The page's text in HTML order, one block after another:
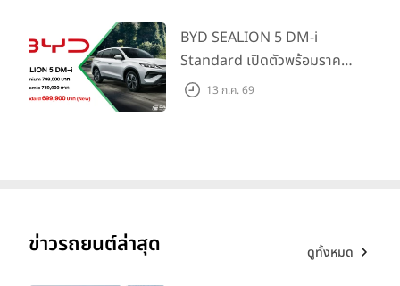
แรก)
BYD SEALION 5 DM-i
Standard เปิดตัวพร้อมราคา
คาดการณ์ 699,900 บาท รุ่น
13 ก.ค. 69
ข่าวรถยนต์ล่าสุด ดูทั้งหมด